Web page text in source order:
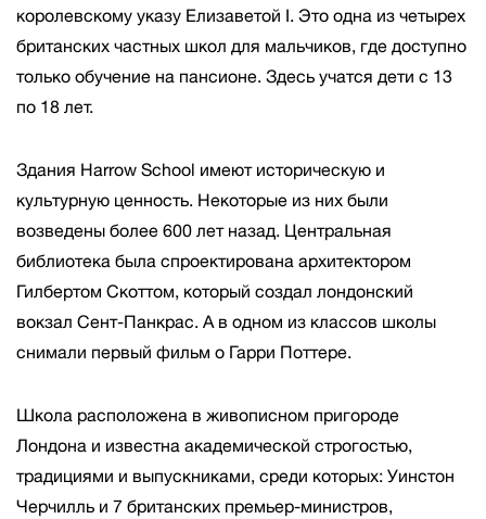
королевскому указу Елизаветой I. Это одна из четырех
британских частных школ для мальчиков, где доступно
только обучение на пансионе. Здесь учатся дети с 13
по 18 лет.
Здания Harrow School имеют историческую и
культурную ценность. Некоторые из них были
возведены более 600 лет назад. Центральная
библиотека была спроектирована архитектором
Гилбертом Скоттом, который создал лондонский
вокзал Сент-Панкрас. А в одном из классов школы
снимали первый фильм о Гарри Поттере.
Школа расположена в живописном пригороде
Лондона и известна академической строгостью,
традициями и выпускниками, среди которых: Уинстон
Черчилль и 7 британских премьер-министров,